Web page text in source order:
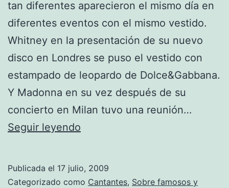
tan diferentes aparecieron el mismo día en
diferentes eventos con el mismo vestido.
Whitney en la presentación de su nuevo
disco en Londres se puso el vestido con
estampado de leopardo de Dolce&Gabbana.
Y Madonna en su vez después de su
concierto en Milan tuvo una reunión…
Seguir leyendo
los
Publicada el 17 julio, 2009
Categorizado como Cantantes, Sobre famosos y